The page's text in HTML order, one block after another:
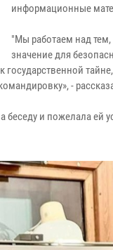
информационные
"Мы работаем над
значение для
-
беседу и пожелала ей